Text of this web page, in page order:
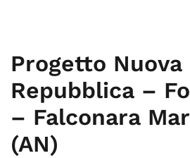
Progetto Nuova
Repubblica –
– Falconara
(AN)